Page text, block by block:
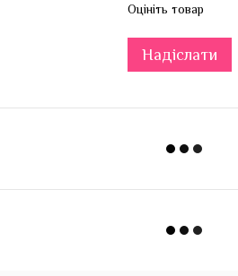
Оцініть товар
Надіслати